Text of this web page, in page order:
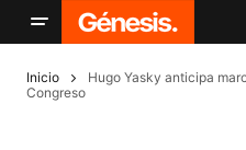
Inicio
Hugo Yasky anticipa
Congreso